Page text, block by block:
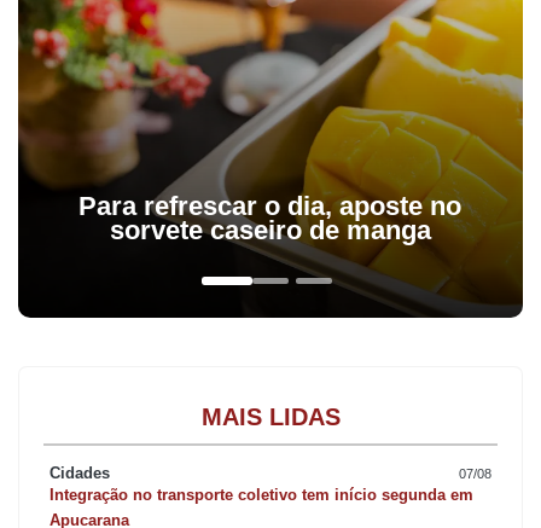
Para refrescar o dia, aposte no
sorvete caseiro de manga
MAIS LIDAS
Cidades 07/08
Integração no transporte coletivo tem início segunda em
Apucarana